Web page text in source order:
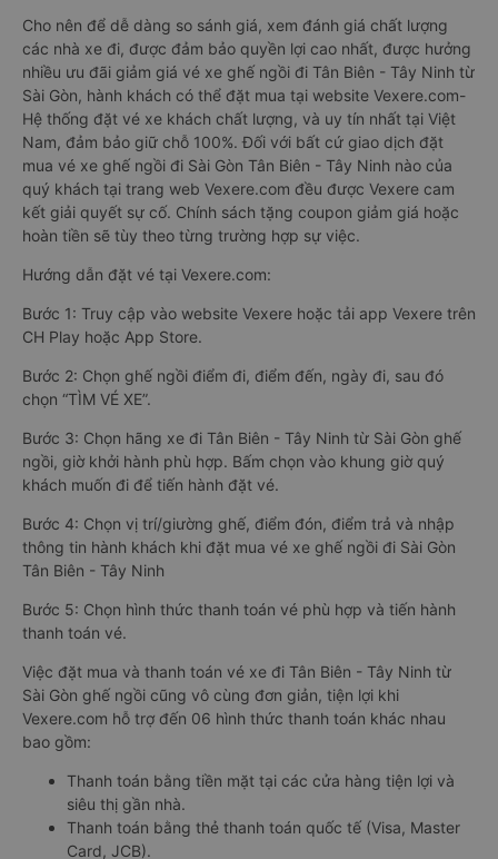
Cho nên để dễ dàng so sánh giá, xem đánh giá chất lượng
các nhà xe đi, được đảm bảo quyền lợi cao nhất, được hưởng
nhiều ưu đãi giảm giá vé xe ghế ngồi đi Tân Biên - Tây Ninh từ
Sài Gòn, hành khách có thể đặt mua tại website Vexere.com-
Hệ thống đặt vé xe khách chất lượng, và uy tín nhất tại Việt
Nam, đảm bảo giữ chỗ 100%. Đối với bất cứ giao dịch đặt
mua vé xe ghế ngồi đi Sài Gòn Tân Biên - Tây Ninh nào của
quý khách tại trang web Vexere.com đều được Vexere cam
kết giải quyết sự cố. Chính sách tặng coupon giảm giá hoặc
hoàn tiền sẽ tùy theo từng trường hợp sự việc.
Hướng dẫn đặt vé tại Vexere.com:
Bước 1: Truy cập vào website Vexere hoặc tải app Vexere trên
CH Play hoặc App Store.
Bước 2: Chọn ghế ngồi điểm đi, điểm đến, ngày đi, sau đó
chọn “TÌM VÉ XE”.
Bước 3: Chọn hãng xe đi Tân Biên - Tây Ninh từ Sài Gòn ghế
ngồi, giờ khởi hành phù hợp. Bấm chọn vào khung giờ quý
khách muốn đi để tiến hành đặt vé.
Bước 4: Chọn vị trí/giường ghế, điểm đón, điểm trả và nhập
thông tin hành khách khi đặt mua vé xe ghế ngồi đi Sài Gòn
Tân Biên - Tây Ninh
Bước 5: Chọn hình thức thanh toán vé phù hợp và tiến hành
thanh toán vé.
Việc đặt mua và thanh toán vé xe đi Tân Biên - Tây Ninh từ
Sài Gòn ghế ngồi cũng vô cùng đơn giản, tiện lợi khi
Vexere.com hỗ trợ đến 06 hình thức thanh toán khác nhau
bao gồm:
Thanh toán bằng tiền mặt tại các cửa hàng tiện lợi và
siêu thị gần nhà.
Thanh toán bằng thẻ thanh toán quốc tế (Visa, Master
Card, JCB).